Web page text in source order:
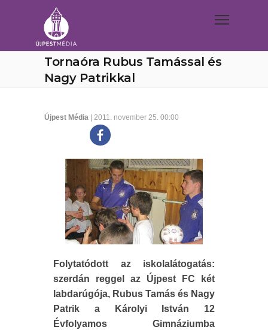
Tornaóra Rubus Tamással és
Nagy Patrikkal
Újpest Média | 2011. november 25. 00:00
Folytatódott az iskolalátogatás:
szerdán reggel az Újpest FC két
labdarúgója, Rubus Tamás és Nagy
Patrik a Károlyi István 12
Évfolyamos Gimnáziumba